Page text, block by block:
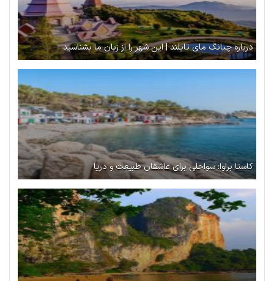
درباره چیانگ مای تایلند | این شهر را از زبان ما بشناسید
کاستا براوا: سواحلی برای عاشقان طبیعت و دریا